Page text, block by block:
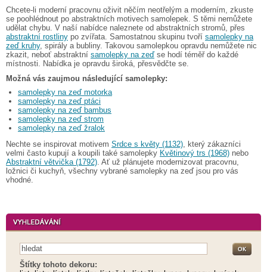
Chcete-li moderní pracovnu oživit něčím neotřelým a moderním, zkuste
se poohlédnout po abstraktních motivech samolepek. S těmi nemůžete
udělat chybu. V naší nabídce naleznete od abstraktních stromů, přes
abstraktní rostliny po zvířata. Samostatnou skupinu tvoří samolepky na
zeď kruhy, spirály a bubliny. Takovou samolepkou opravdu nemůžete nic
zkazit, neboť abstraktní samolepky na zeďse hodí téměř do každé
místnosti. Nabídka je opravdu široká, přesvědčte se.
Možná vás zaujmou následující samolepky:
samolepky na zeď motorka
samolepky na zeď ptáci
samolepky na zeď bambus
samolepky na zeď strom
samolepky na zeď žralok
Nechte se inspirovat motivem Srdce s květy (1132), který zákazníci
velmi často kupují a koupili také samolepky Květinový trs (1968) nebo
Abstraktní větvička (1792). Ať už plánujete modernizovat pracovnu,
ložnici či kuchyň, všechny vybrané samolepky na zeď jsou pro vás
vhodné.
Štítky tohoto dekoru: